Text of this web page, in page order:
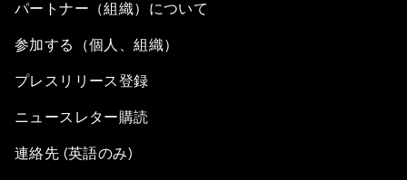
パートナー（組織）について
参加する（個人、組織）
プレスリリース登録
ニュースレター購読
連絡先 (英語のみ)